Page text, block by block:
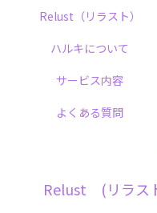
Relust (リラス
Relust（リラスト）
ハルキについて
サービス内容
よくある質問